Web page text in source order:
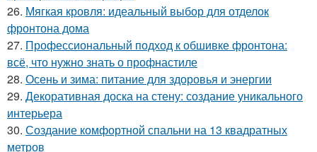
26. Мягкая кровля: идеальный выбор для отделок
фронтона дома
27. Профессиональный подход к обшивке фронтона:
всё, что нужно знать о профнастиле
28. Осень и зима: питание для здоровья и энергии
29. Декоративная доска на стену: создание уникального
интерьера
30. Создание комфортной спальни на 13 квадратных
метров